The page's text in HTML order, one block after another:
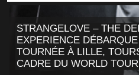
STRANGELOVE – THE
EXPERIENCE
TOURNÉE À LILLE,
CADRE DU WORLD